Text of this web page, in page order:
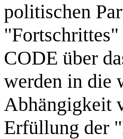
politischen
CODE über
werden in die
Abhängigkeit
Erfüllung der